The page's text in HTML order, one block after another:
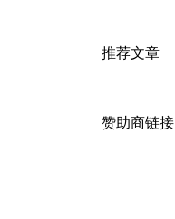
推荐文章
赞助商链接